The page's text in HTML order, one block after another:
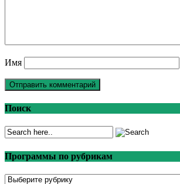
Имя
Поиск
Программы по рубрикам
Программы